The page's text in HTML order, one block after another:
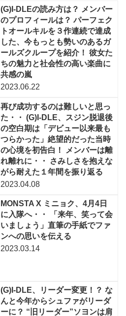
(G)I-DLEの読み方は？ メンバー
のプロフィールは？ パーフェク
トオールキルを３作連続で達成
した、今もっとも勢いのあるガ
ールズクループを紹介！ 彼女た
ちの魅力と社会性の高い楽曲に
共感の嵐
2023.06.22
再び成功するのは難しいと思っ
た・・ (G)I-DLE、スジン脱退後
の空白期は「デビュー以来最も
つらかった」絶望的だった当時
の心境を初告白！ メンバーは離
れ離れに・・ さみしさを抱えな
がら耐えた１年間を振り返る
2023.04.08
MONSTA X ミニョク、4月4日
に入隊へ・・ 「来年、笑って会
いましょう」直筆の手紙でファ
ンへの思いを伝える
2023.03.14
(G)I-DLE、リーダー変更！？ な
んと今年からシュファがリーダ
ーに？ “旧リーダー”ソヨンは肩